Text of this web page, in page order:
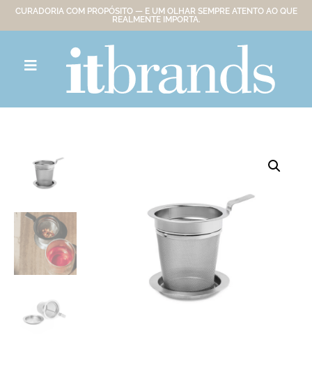
CURADORIA COM PROPÓSITO — E UM OLHAR SEMPRE ATENTO AO QUE
REALMENTE IMPORTA.